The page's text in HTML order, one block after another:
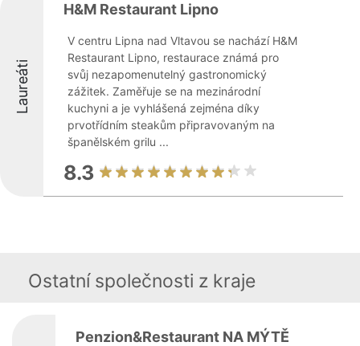
Laureáti
H&M Restaurant Lipno
V centru Lipna nad Vltavou se nachází H&M
Restaurant Lipno, restaurace známá pro
svůj nezapomenutelný gastronomický
zážitek. Zaměřuje se na mezinárodní
kuchyni a je vyhlášená zejména díky
prvotřídním steakům připravovaným na
španělském grilu ...
8.3
Ostatní společnosti z kraje
Penzion&Restaurant NA MÝTĚ